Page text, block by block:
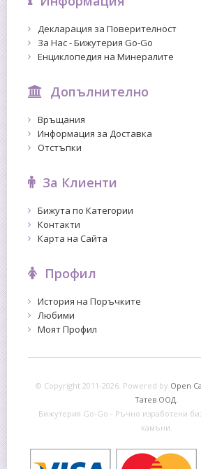
Декларация за Поверителност
За Нас - Бижутерия Go-Go
Енциклопедия на Минералите
Допълнително
Връщания
Информация за Доставка
Отстъпки
За Клиенти
Бижута по Категории
Контакти
Карта на Сайта
Профил
История на Поръчките
Любими
Моят Профил
© Copyright 2011-2026. Powered by Open
Татев ООД.
Бижутерия Go-Go - Ръчно изработени
камъни.